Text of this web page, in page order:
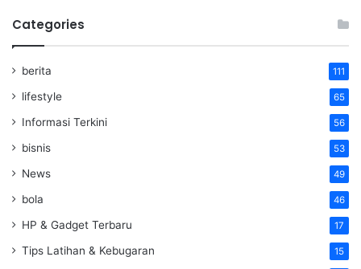
Categories
berita 111
lifestyle 65
Informasi Terkini 56
bisnis 53
News 49
bola 46
HP & Gadget Terbaru 17
Tips Latihan & Kebugaran 15